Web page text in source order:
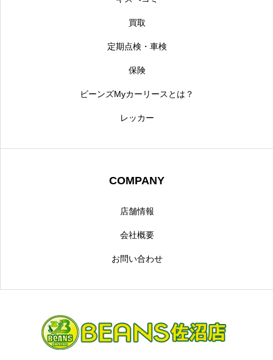
買取
定期点検・車検
保険
ビーンズMyカーリースとは？
レッカー
COMPANY
店舗情報
会社概要
お問い合わせ